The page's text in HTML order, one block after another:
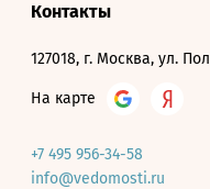
Контакты
127018, г. Москва, ул.
На карте
+7 495 956-34-58
info@vedomosti.ru